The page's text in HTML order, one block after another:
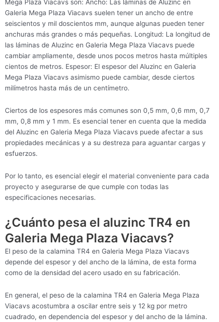
Mega Plaza Viacavs son: Ancho: Las láminas de Aluzinc en
Galeria Mega Plaza Viacavs suelen tener un ancho de entre
seiscientos y mil doscientos mm, aunque algunas pueden tener
anchuras más grandes o más pequeñas. Longitud: La longitud de
las láminas de Aluzinc en Galeria Mega Plaza Viacavs puede
cambiar ampliamente, desde unos pocos metros hasta múltiples
cientos de metros. Espesor: El espesor del Aluzinc en Galeria
Mega Plaza Viacavs asimismo puede cambiar, desde ciertos
milímetros hasta más de un centímetro.
Ciertos de los espesores más comunes son 0,5 mm, 0,6 mm, 0,7
mm, 0,8 mm y 1 mm. Es esencial tener en cuenta que la medida
del Aluzinc en Galeria Mega Plaza Viacavs puede afectar a sus
propiedades mecánicas y a su destreza para aguantar cargas y
esfuerzos.
Por lo tanto, es esencial elegir el material conveniente para cada
proyecto y asegurarse de que cumple con todas las
especificaciones necesarias.
¿Cuánto pesa el aluzinc TR4 en
Galeria Mega Plaza Viacavs?
El peso de la calamina TR4 en Galeria Mega Plaza Viacavs
depende del espesor y del ancho de la lámina, de esta forma
como de la densidad del acero usado en su fabricación.
En general, el peso de la calamina TR4 en Galeria Mega Plaza
Viacavs acostumbra a oscilar entre seis y 12 kg por metro
cuadrado, en dependencia del espesor y del ancho de la lámina.